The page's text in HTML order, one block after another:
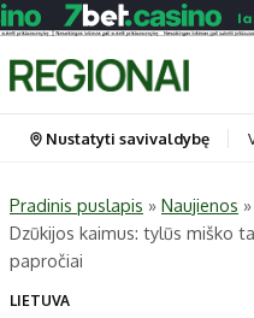
Portalas
Nustatyti savivaldybę
Pradinis puslapis » Naujienos »
Dzūkijos kaimus: tylūs miško
papročiai
LIETUVA